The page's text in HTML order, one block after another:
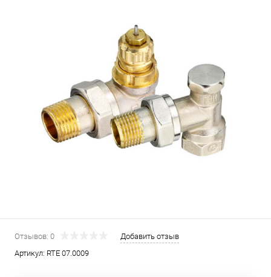
Отзывов: 0
Добавить отзыв
Артикул: RTE 07.0009